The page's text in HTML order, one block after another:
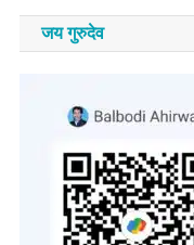
जय गुरुदेव